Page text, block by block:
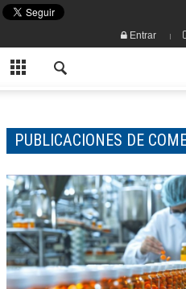
Entrar
PUBLICACIONES DE